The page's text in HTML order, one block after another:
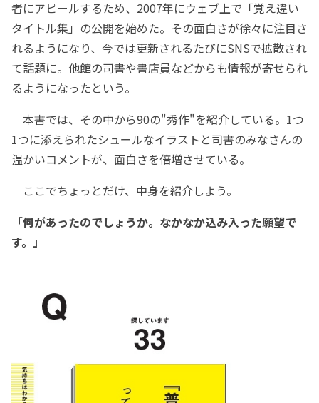
者にアピールするため、2007年にウェブ上で「覚え違い
タイトル集」の公開を始めた。その面白さが徐々に注目さ
れるようになり、今では更新されるたびにSNSで拡散され
て話題に。他館の司書や書店員などからも情報が寄せられ
るようになったという。
本書では、その中から90の"秀作"を紹介している。1つ
1つに添えられたシュールなイラストと司書のみなさんの
温かいコメントが、面白さを倍増させている。
ここでちょっとだけ、中身を紹介しよう。
「何があったのでしょうか。なかなか込み入った願望で
す。」